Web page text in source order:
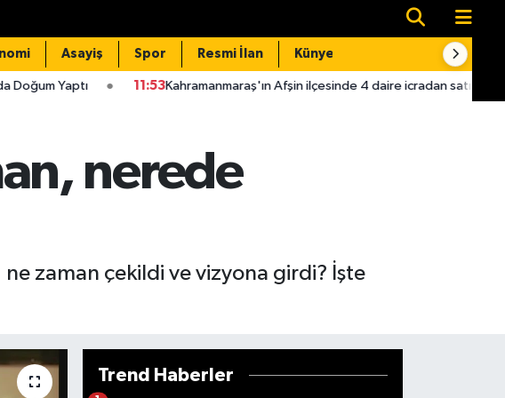
Asayiş Spor Resmi İlan Künye
11:53Kahramanmaraş'ın Afşin ilçesinde 4 daire icradan satışa çıkarıldı!
nerede
zaman çekildi ve vizyona girdi? İşte
Trend Haberler